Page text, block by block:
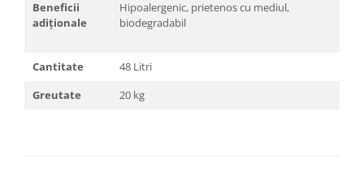
Beneficii
adiționale
Hipoalergenic, prietenos cu mediul,
biodegradabil
Cantitate
48 Litri
Greutate
20 kg